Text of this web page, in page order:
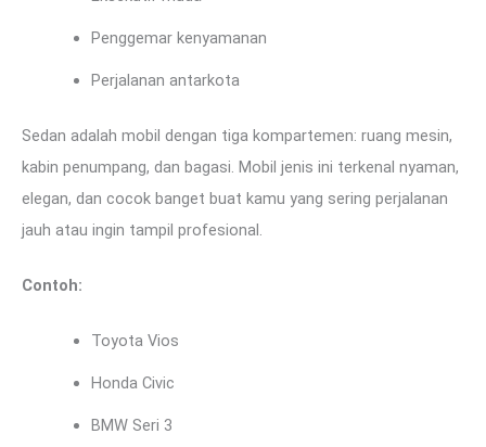
Penggemar kenyamanan
Perjalanan antarkota
Sedan adalah mobil dengan tiga kompartemen: ruang mesin,
kabin penumpang, dan bagasi. Mobil jenis ini terkenal nyaman,
elegan, dan cocok banget buat kamu yang sering perjalanan
jauh atau ingin tampil profesional.
Contoh:
Toyota Vios
Honda Civic
BMW Seri 3